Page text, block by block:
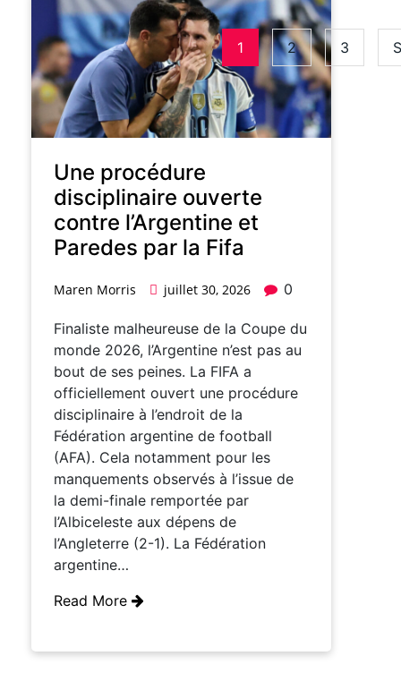
Une procédure
disciplinaire ouverte
contre l’Argentine et
Paredes par la Fifa
Maren Morris juillet 30, 2026 0
Finaliste malheureuse de la Coupe du
monde 2026, l’Argentine n’est pas au
bout de ses peines. La FIFA a
officiellement ouvert une procédure
disciplinaire à l’endroit de la
Fédération argentine de football
(AFA). Cela notamment pour les
manquements observés à l’issue de
la demi-finale remportée par
l’Albiceleste aux dépens de
l’Angleterre (2-1). La Fédération
argentine…
Read More
1 2 3